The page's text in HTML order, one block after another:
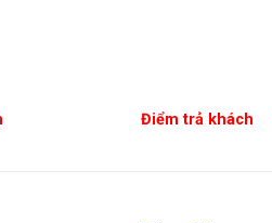
Điểm trả khách